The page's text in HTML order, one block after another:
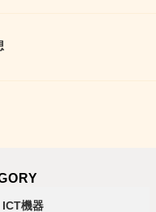
ICT機器